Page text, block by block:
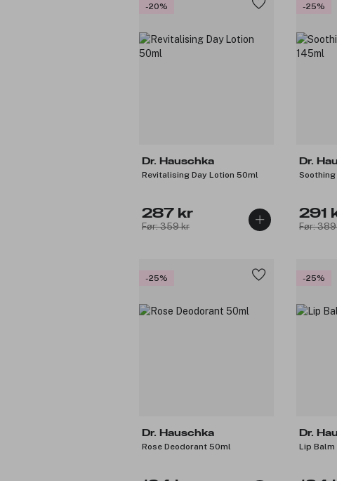
-20%
Dr. Hauschka
Revitalising Day Lotion 50ml
287 kr
Før: 359 kr
-25%
Dr.
291
Før:
-25%
Dr. Hauschka
Rose Deodorant 50ml
-25%
Dr.
Lip